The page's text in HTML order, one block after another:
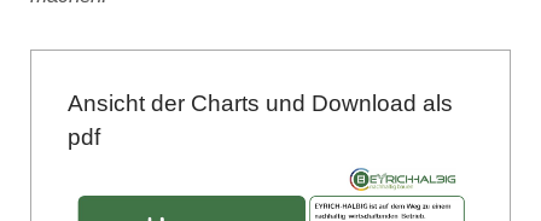
Ansicht der Charts und Download als
pdf